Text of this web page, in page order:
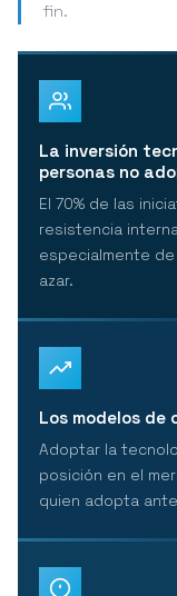
fin.
La inversión
personas no
El 70% de las
resistencia
especialmente
azar.
Los modelos de
Adoptar la
posición en el
quien adopta